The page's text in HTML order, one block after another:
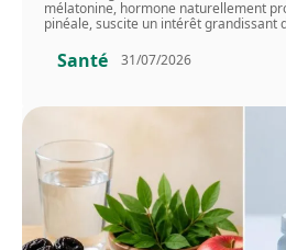
mélatonine, hormone naturellement
pinéale, suscite un intérêt grandissant
Santé 31/07/2026